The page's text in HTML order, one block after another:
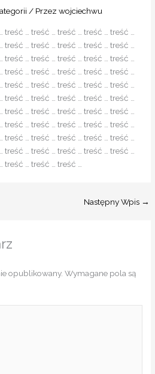
/ Przezwojciechwu
… treść … treść … treść … treść …
… treść … treść … treść … treść …
… treść … treść … treść … treść …
… treść … treść … treść … treść …
… treść … treść … treść … treść …
… treść … treść … treść … treść …
… treść … treść … treść … treść …
… treść … treść … treść … treść …
… treść … treść … treść … treść …
… treść … treść … treść … treść …
… treść … treść …
Następny Wpis →
opublikowany. Wymagane pola są